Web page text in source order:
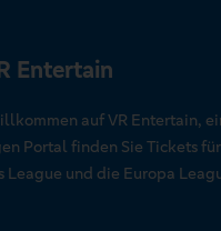
Entertain
auf VR Entertain,
Portal finden Sie Tickets
League und die Europa